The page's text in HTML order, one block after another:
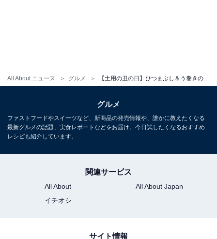
All About ニュース グルメ 【土用の丑の日】ひつまぶし＆う巻きのレシピ！ 「スーパーで買った小さいウナギ」で作る料亭級おかず
残りの卵液を流し入れ、奥から手前にウナギ入りの卵焼きを巻きましょう
たら今度は奥から手前にウナギ入りの卵焼きを巻いてい
きます。全て巻き終えたらまな板に置きましょう。熱い
うちは崩れやすいので、冷めてからカットしましょう。
グルメ
ファストフードやスイーツなど、新商品の発売情報や、誰かに教えたくなる
最新グルメの話題、実食レポートなどをお届け。今日試したくなるおすすめ
レシピも紹介しています。
関連サービス
All About
All About Japan
イチオシ
サイト情報